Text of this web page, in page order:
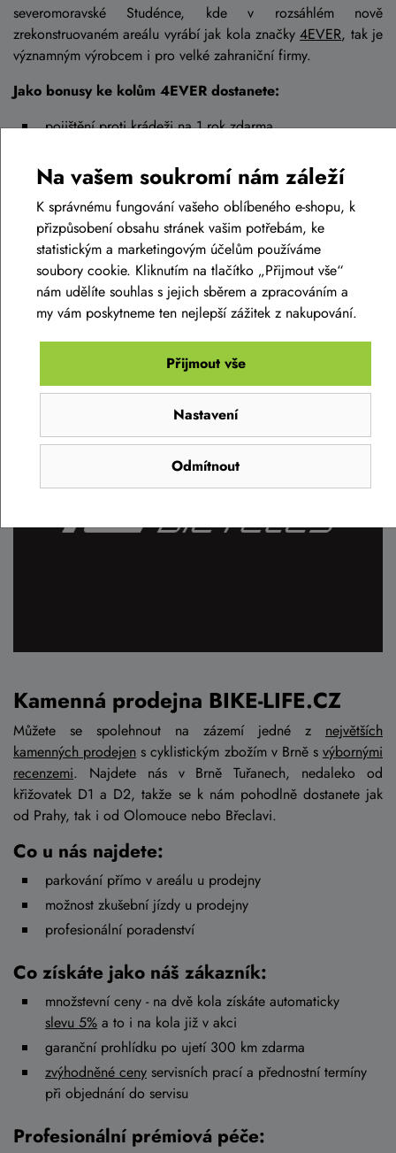
severomoravské Studénce, kde v rozsáhlém nově
zrekonstruovaném areálu vyrábí jak kola značky4EVER, tak je
významným výrobcem i pro velké zahraniční firmy.
Jako bonusy ke kolům 4EVER dostanete:
pojištění proti krádeži na 1 rok zdarma
stojanovou výrobu, čímž je zaručena maximální kvalita
montáže
vlastní vývoj a nadčasový design
v nabídce elektrokola s motory Brose, Bafang a FSA
karbonové hardtaily a celoodpružené modely
rozšířenou nabídku hliníkových i karbonových gravel
kol
širokou nabídku dámských lehkých MTB kol
Kamenná prodejna BIKE-LIFE.CZ
Můžete se spolehnout na zázemí jedné z největších
kamenných prodejen s cyklistickým zbožím v Brně s výbornými
recenzemi. Najdete nás v Brně Tuřanech, nedaleko od
křižovatek D1 a D2, takže se k nám pohodlně dostanete jak
od Prahy, tak i od Olomouce nebo Břeclavi.
Co u nás najdete:
parkování přímo v areálu u prodejny
možnost zkušební jízdy u prodejny
profesionální poradenství
Co získáte jako náš zákazník:
množstevní ceny - na dvě kola získáte automaticky
slevu 5% a to i na kola již v akci
garanční prohlídku po ujetí 300 km zdarma
zvýhodněné ceny servisních prací a přednostní termíny
při objednání do servisu
Profesionální prémiová péče:
Na vašem soukromí nám záleží
K správnému fungování vašeho oblíbeného e-shopu, k
přizpůsobení obsahu stránek vašim potřebám, ke
statistickým a marketingovým účelům používáme
soubory cookie. Kliknutím na tlačítko „Přijmout vše“
nám udělíte souhlas s jejich sběrem a zpracováním a
my vám poskytneme ten nejlepší zážitek z nakupování.
Odmítnout
Nastavení
Přijmout vše